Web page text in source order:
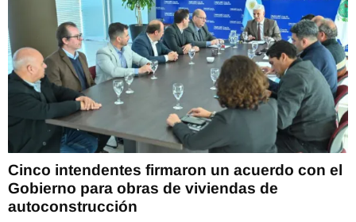
Cinco intendentes firmaron un acuerdo con el
Gobierno para obras de viviendas de
autoconstrucción